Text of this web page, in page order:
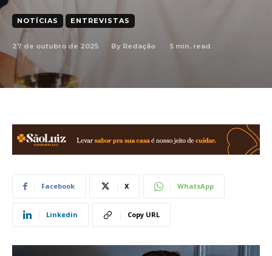
NOTÍCIAS ENTREVISTAS
27 de outubro de 2025 By Redação 5 min. read
Facebook X WhatsApp
Linkedin Copy URL